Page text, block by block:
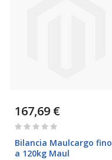
167,69 €
Rating:
Bilancia Maulcargo fino
a 120kg Maul